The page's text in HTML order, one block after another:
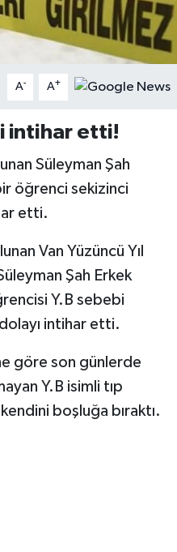
A- A+
intihar etti!
Süleyman Şah
öğrenci sekizinci
etti.
Van Yüzüncü Yıl
Şah Erkek
Y.B sebebi
intihar etti.
göre son günlerde
Y.B isimli tıp
boşluğa bıraktı.